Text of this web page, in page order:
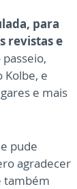
para
revistas e
Kolbe, e
e mais
pude
agradecer
também